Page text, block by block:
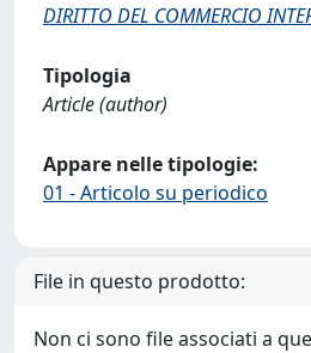
DIRITTO DEL COMMERCIO
Tipologia
Article (author)
Appare nelle tipologie:
01 - Articolo su periodico
File in questo prodotto:
Non ci sono file associati a